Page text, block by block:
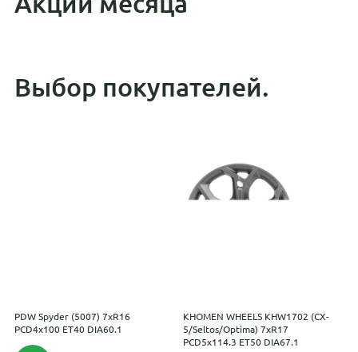
Выбор покупателей.
PDW Spyder (5007) 7xR16
PCD4x100 ET40 DIA60.1
KHOMEN WHEELS KHW1702 (CX-
5/Seltos/Optima) 7xR17
PCD5x114.3 ET50 DIA67.1